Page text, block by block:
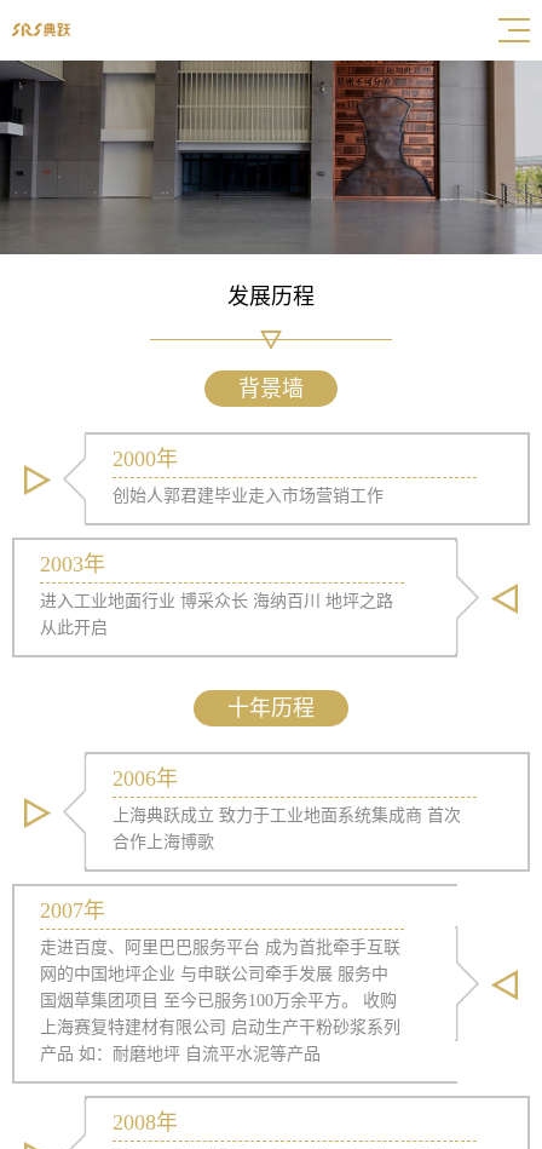
发展历程
背景墙
2000年
创始人郭君建毕业走入市场营销工作
2003年
进入工业地面行业 博采众长 海纳百川 地坪之路
从此开启
十年历程
2006年
上海典跃成立 致力于工业地面系统集成商 首次
合作上海博歌
2007年
走进百度、阿里巴巴服务平台 成为首批牵手互联
网的中国地坪企业 与申联公司牵手发展 服务中
国烟草集团项目 至今已服务100万余平方。 收购
上海赛复特建材有限公司 启动生产干粉砂浆系列
产品 如：耐磨地坪 自流平水泥等产品
2008年